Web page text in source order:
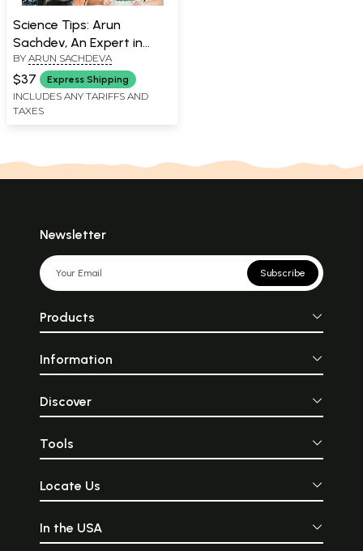
Science Tips: Arun
Sachdev, An Expert in
Astrology, Ecology and
Feng Shui (Bengali)
BY ARUN SACHDEVA
$37 Express Shipping
INCLUDES ANY TARIFFS AND
TAXES
Newsletter
Subscribe
Products
Information
Discover
Tools
Locate Us
In the USA